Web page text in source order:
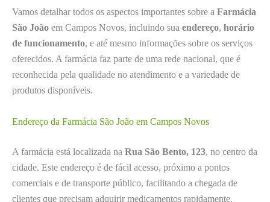
Vamos detalhar todos os aspectos importantes sobre a Farmácia
São João em Campos Novos, incluindo sua endereço, horário
de funcionamento, e até mesmo informações sobre os serviços
oferecidos. A farmácia faz parte de uma rede nacional, que é
reconhecida pela qualidade no atendimento e a variedade de
produtos disponíveis.
Endereço da Farmácia São João em Campos Novos
A farmácia está localizada na Rua São Bento, 123, no centro da
cidade. Este endereço é de fácil acesso, próximo a pontos
comerciais e de transporte público, facilitando a chegada de
clientes que precisam adquirir medicamentos rapidamente.